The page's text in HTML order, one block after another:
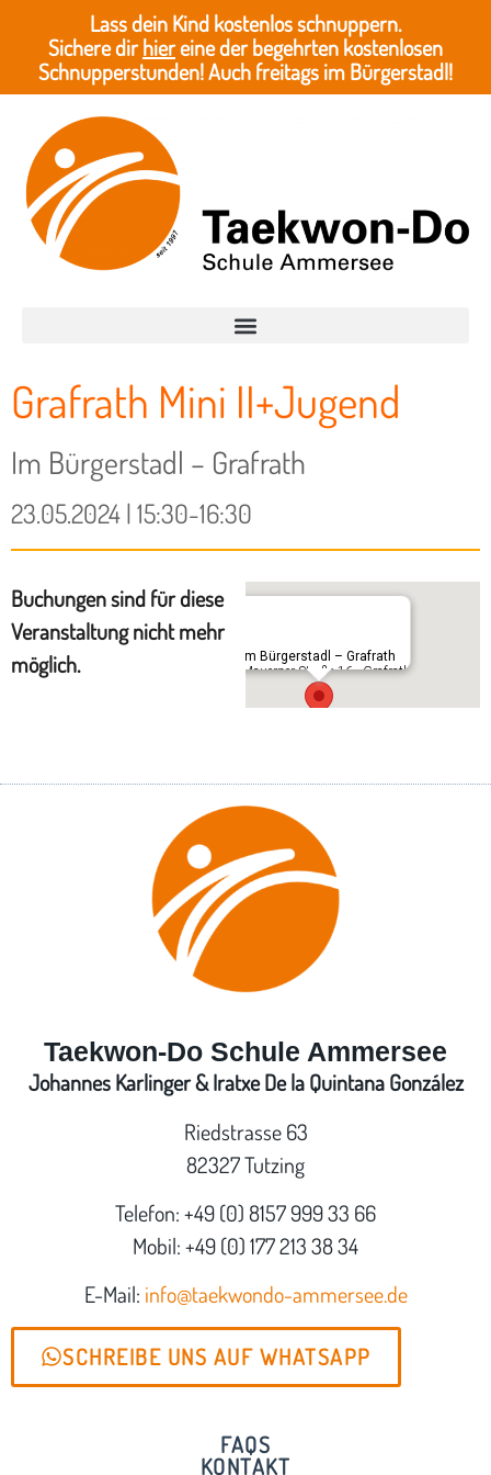
Lass dein Kind kostenlos schnuppern.
Sichere dirhiereine der begehrten kostenlosen
Schnupperstunden! Auch freitags im Bürgerstadl!
Grafrath Mini II+Jugend
Im Bürgerstadl – Grafrath
23.05.2024 | 15:30-16:30
Buchungen sind für diese
Veranstaltung nicht mehr
möglich.
Im Bürgerstadl – Grafrath
Mauerner Straße 16 - Grafrath
Taekwon-Do Schule Ammersee
Johannes Karlinger & Iratxe De la Quintana González
Riedstrasse 63
82327 Tutzing
Telefon: +49 (0) 8157 999 33 66
Mobil: +49 (0) 177 213 38 34
E-Mail: info@taekwondo-ammersee.de
SCHREIBE UNS AUF WHATSAPP
FAQS
KONTAKT